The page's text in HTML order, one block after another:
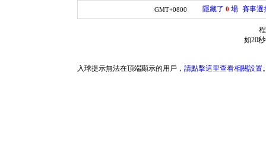
GMT+0800 隱藏了 0 場 賽事選
如20
入球提示無法在頂端顯示的用戶， 請點擊這里查看相關設置